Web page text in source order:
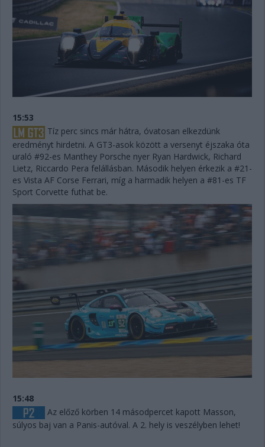
15:53
Tíz perc sincs már hátra, óvatosan elkezdünk
eredményt hirdetni. A GT3-asok között a versenyt éjszaka óta
uraló #92-es Manthey Porsche nyer Ryan Hardwick, Richard
Lietz, Riccardo Pera felállásban. Második helyen érkezik a #21-
es Vista AF Corse Ferrari, míg a harmadik helyen a #81-es TF
Sport Corvette futhat be.
15:48
Az előző körben 14 másodpercet kapott Masson,
súlyos baj van a Panis-autóval. A 2. hely is veszélyben lehet!